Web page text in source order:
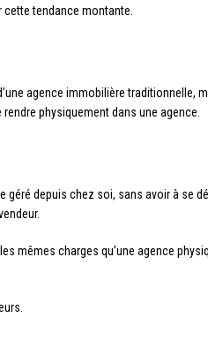
tendance montante.
agence immobilière traditionnelle,
physiquement dans une agence.
géré depuis chez soi, sans avoir à se
mêmes charges qu’une agence